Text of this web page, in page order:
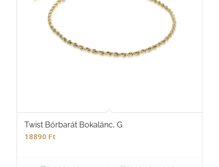
Twist Bőrbarát Bokalánc, G
18890 Ft